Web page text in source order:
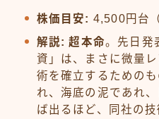
株価目安: 4,500円台
解説: 超本命。先日発
資」は、まさに微量
術を確立するための
れ、海底の泥であれ
ば出るほど、同社の